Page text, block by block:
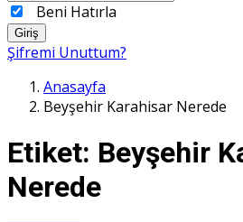
Beni Hatırla
Giriş
Şifremi Unuttum?
Anasayfa
Beyşehir Karahisar Nerede
Etiket: Beyşehir
Nerede